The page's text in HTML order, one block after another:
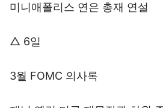
미니애폴리스 연은 총재 연설
△ 6일
3월 FOMC 의사록